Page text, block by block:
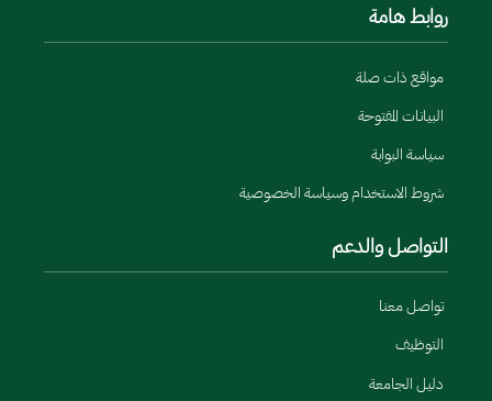
روابط هامة
مواقع ذات صلة
البيانات المفتوحة
سياسة البوابة
شروط الاستخدام وسياسة الخصوصية
التواصل والدعم
تواصل معنا
التوظيف
دليل الجامعة